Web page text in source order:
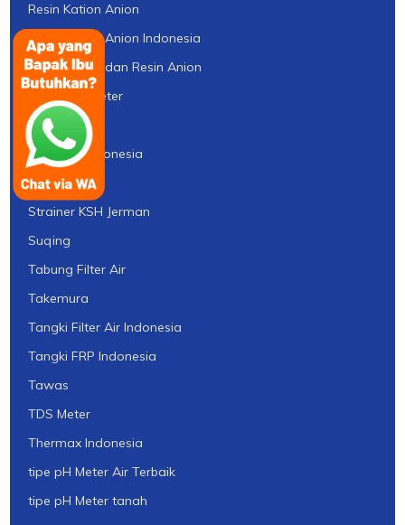
Resin Kation Anion
Resin Kation Anion Indonesia
Resin Kation dan Resin Anion
Resistivity Meter
Silica Gel
Silica Gel Indonesia
Silika
Strainer KSH Jerman
Suqing
Tabung Filter Air
Takemura
Tangki Filter Air Indonesia
Tangki FRP Indonesia
Tawas
TDS Meter
Thermax Indonesia
tipe pH Meter Air Terbaik
tipe pH Meter tanah